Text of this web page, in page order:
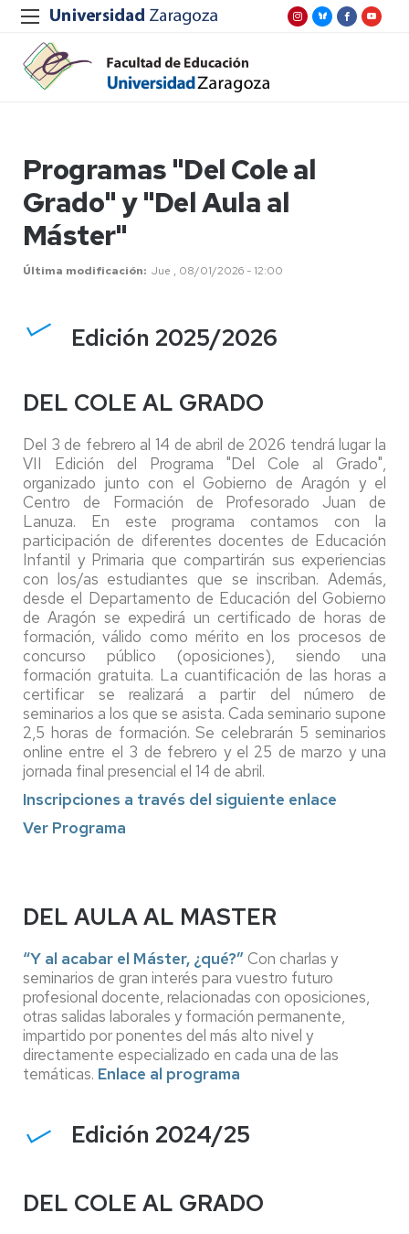
Programas "Del Cole al
Grado" y "Del Aula al
Máster"
Última modificación Jue , 08/01/2026 - 12:00
Edición 2025/2026
DEL COLE AL GRADO
Del 3 de febrero al 14 de abril de 2026 tendrá lugar la
VII Edición del Programa "Del Cole al Grado",
organizado junto con el Gobierno de Aragón y el
Centro de Formación de Profesorado Juan de
Lanuza. En este programa contamos con la
participación de diferentes docentes de Educación
Infantil y Primaria que compartirán sus experiencias
con los/as estudiantes que se inscriban. Además,
desde el Departamento de Educación del Gobierno
de Aragón se expedirá un certificado de horas de
formación, válido como mérito en los procesos de
concurso público (oposiciones), siendo una
formación gratuita. La cuantificación de las horas a
certificar se realizará a partir del número de
seminarios a los que se asista. Cada seminario supone
2,5 horas de formación. Se celebrarán 5 seminarios
online entre el 3 de febrero y el 25 de marzo y una
jornada final presencial el 14 de abril.
Inscripciones a través del siguiente enlace
Ver Programa
DEL AULA AL MASTER
“Y al acabar el Máster, ¿qué?”Con charlas y
seminarios de gran interés para vuestro futuro
profesional docente, relacionadas con oposiciones,
otras salidas laborales y formación permanente,
impartido por ponentes del más alto nivel y
directamente especializado en cada una de las
temáticas. Enlace al programa
Edición 2024/25
DEL COLE AL GRADO